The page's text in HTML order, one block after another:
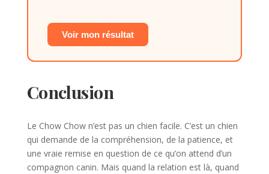
Voir mon résultat
Conclusion
Le Chow Chow n’est pas un chien facile. C’est un chien
qui demande de la compréhension, de la patience, et
une vraie remise en question de ce qu’on attend d’un
compagnon canin. Mais quand la relation est là, quand